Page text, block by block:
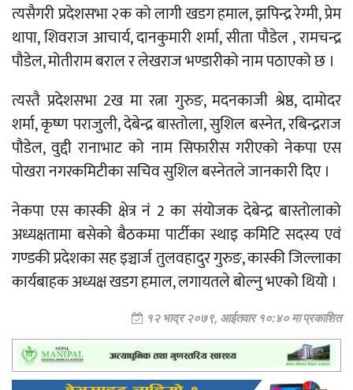
त्यसैगरी प्रदेशसभा २क को लागी खडग हमाल, झपिन्द्र रेग्मी, प्रेम
थापा, शिवराज आचार्य, दानकुमारी शर्मा, सीता पौडेल , रामचन्द्र
पौडेल, मोतीराम बराल र लेखराज भण्डारीको नाम पठाएको छ ।
त्यस्तै प्रदेशसभा 2ख मा रत्ना गुरुङ, मदनकाजी श्रेष्ठ, दामोदर
शर्मा, कृष्ण पराजुली, देबेन्द्र बास्तोला, सुशिल बस्नेत, रबिन्द्रराज
पौडेल, वुद्दी रानाभाट को नाम सिफारीस गरीएको नेकपा एस
पोखरा नगरकमिटीका सचिव सुशिल बस्नेतले जानकारी दिए ।
नेकपा एस कास्की क्षेत्र नं 2 का संयोजक देबेन्द्र बास्तोलाको
अध्यक्षतामा बसेको बैठकमा पार्टीका स्थाइ कमिटि सदस्य एवं
गण्डकी प्रदेशका सह इञ्चार्ज तुलवहादुर गुरुङ, कास्की जिल्लाका
कार्यबाहक अध्यक्ष खडग हमाल, लगायतले बोल्नु भएको थियो ।
१२ भाद्र २०७९, आईतवार १०:४० मा प्रकाशित